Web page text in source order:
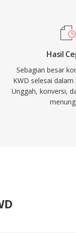
Hasil
Sebagian besar
KWD selesai
Unggah, konversi,